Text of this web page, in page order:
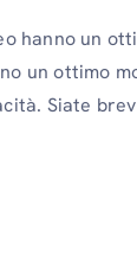
hanno un
un ottimo
Siate